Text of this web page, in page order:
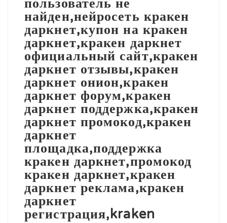
пользователь не
найден,нейросеть кракен
даркнет,купон на кракен
даркнет,кракен даркнет
официальный сайт,кракен
даркнет отзывы,кракен
даркнет онион,кракен
даркнет форум,кракен
даркнет поддержка,кракен
даркнет промокод,кракен
даркнет
площадка,поддержка
кракен даркнет,промокод
кракен даркнет,кракен
даркнет реклама,кракен
даркнет
регистрация,kraken